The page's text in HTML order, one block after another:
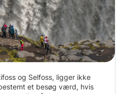
og Selfoss, ligger ikke
et besøg værd, hvis